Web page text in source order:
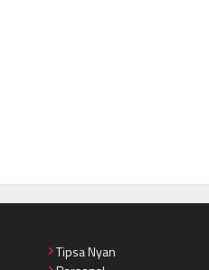
Tipsa Nyan